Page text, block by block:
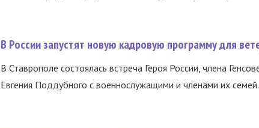
В России запустят новую кадровую программу для
В Ставрополе состоялась встреча Героя России, члена
Евгения Поддубного с военнослужащими и членами их